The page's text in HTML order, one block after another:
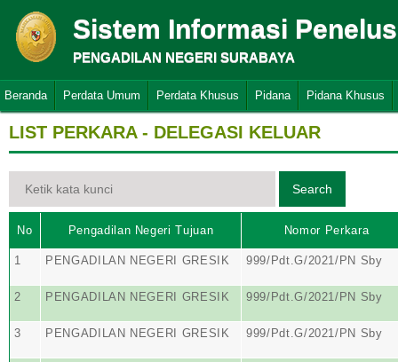
Sistem Informasi
PENGADILAN NEGERI SURABAYA
Beranda Perdata Umum Perdata Khusus Pidana Pidana Khusus
LIST PERKARA - DELEGASI KELUAR
No Pengadilan Negeri Tujuan Nomor Perkara
1 PENGADILAN NEGERI GRESIK 999/Pdt.G/2021/PN Sby
2 PENGADILAN NEGERI GRESIK 999/Pdt.G/2021/PN Sby
3 PENGADILAN NEGERI GRESIK 999/Pdt.G/2021/PN Sby